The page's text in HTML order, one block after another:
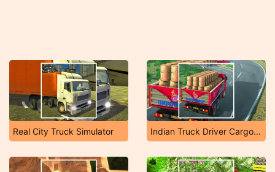
Real City Truck Simulator Indian Truck Driver Cargo Duty Delivery